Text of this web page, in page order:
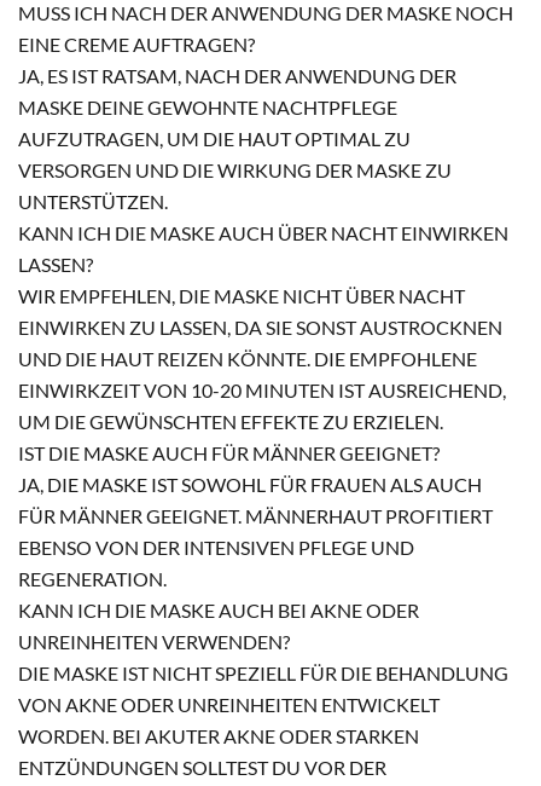
MUSS ICH NACH DER ANWENDUNG DER MASKE NOCH
EINE CREME AUFTRAGEN?
JA, ES IST RATSAM, NACH DER ANWENDUNG DER
MASKE DEINE GEWOHNTE NACHTPFLEGE
AUFZUTRAGEN, UM DIE HAUT OPTIMAL ZU
VERSORGEN UND DIE WIRKUNG DER MASKE ZU
UNTERSTÜTZEN.
KANN ICH DIE MASKE AUCH ÜBER NACHT EINWIRKEN
LASSEN?
WIR EMPFEHLEN, DIE MASKE NICHT ÜBER NACHT
EINWIRKEN ZU LASSEN, DA SIE SONST AUSTROCKNEN
UND DIE HAUT REIZEN KÖNNTE. DIE EMPFOHLENE
EINWIRKZEIT VON 10-20 MINUTEN IST AUSREICHEND,
UM DIE GEWÜNSCHTEN EFFEKTE ZU ERZIELEN.
IST DIE MASKE AUCH FÜR MÄNNER GEEIGNET?
JA, DIE MASKE IST SOWOHL FÜR FRAUEN ALS AUCH
FÜR MÄNNER GEEIGNET. MÄNNERHAUT PROFITIERT
EBENSO VON DER INTENSIVEN PFLEGE UND
REGENERATION.
KANN ICH DIE MASKE AUCH BEI AKNE ODER
UNREINHEITEN VERWENDEN?
DIE MASKE IST NICHT SPEZIELL FÜR DIE BEHANDLUNG
VON AKNE ODER UNREINHEITEN ENTWICKELT
WORDEN. BEI AKUTER AKNE ODER STARKEN
ENTZÜNDUNGEN SOLLTEST DU VOR DER